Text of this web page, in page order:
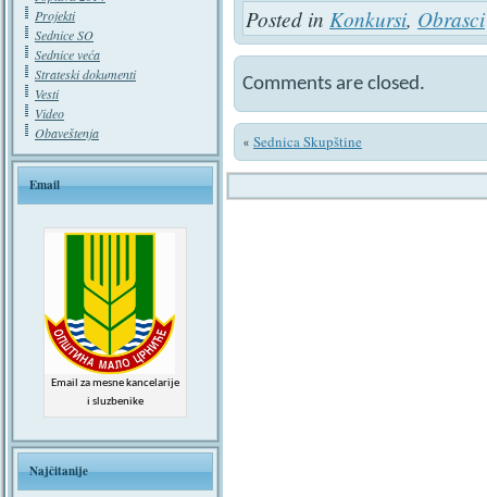
Projekti
Sednice SO
Sednice veća
Strateski dokumenti
Vesti
Video
Obaveštenja
Email
Email za mesne kancelarije
i sluzbenike
Najčitanije
Posted in Konkursi, Obrasci
Comments are closed.
« Sednica Skupštine